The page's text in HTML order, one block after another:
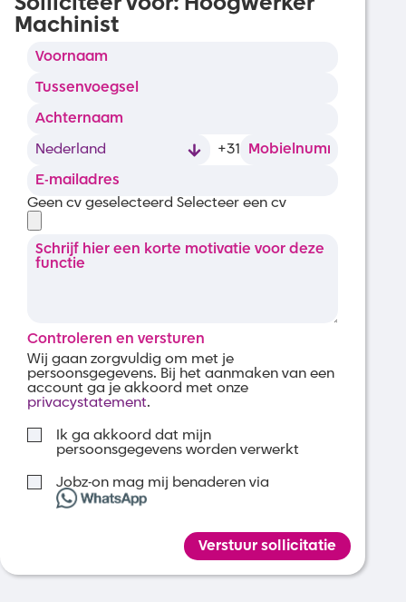
Machinist
+31
Geen cv geselecteerd Selecteer een cv
Controleren en versturen
Wij gaan zorgvuldig om met je
persoonsgegevens. Bij het aanmaken van een
account ga je akkoord met onze
privacystatement.
Ik ga akkoord dat mijn
persoonsgegevens worden verwerkt
Jobz-on mag mij benaderen via
Verstuur sollicitatie